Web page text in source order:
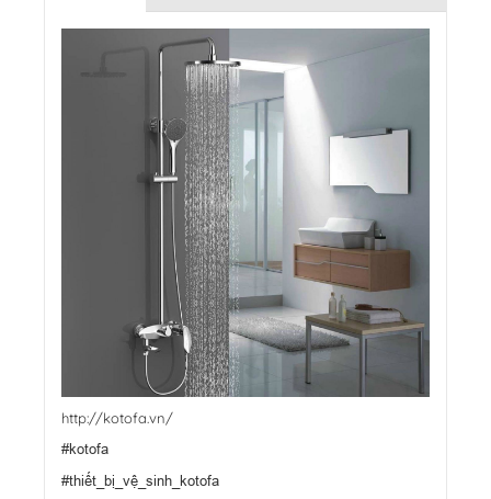
http://kotofa.vn/
#kotofa
#thiết_bị_vệ_sinh_kotofa